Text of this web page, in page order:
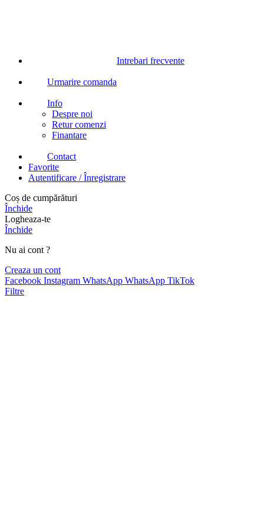
Intrebari frecvente
Urmarire comanda
Info
Despre noi
Retur comenzi
Finantare
Contact
Favorite
Autentificare / Înregistrare
Coș de cumpărături
Închide
Logheaza-te
Închide
Nu ai cont ?
Creaza un cont
Facebook Instagram WhatsApp WhatsApp TikTok
Filtre